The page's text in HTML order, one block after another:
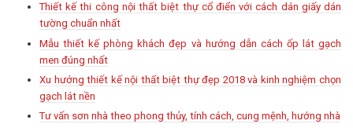
Thiết kế thi công nội thất biệt thự cổ điển với cách dán giấy dán
tường chuẩn nhất
Mẫu thiết kế phòng khách đẹp và hướng dẫn cách ốp lát gạch
men đúng nhất
Xu hướng thiết kế nội thất biệt thự đẹp 2018 và kinh nghiệm chọn
gạch lát nền
Tư vấn sơn nhà theo phong thủy, tính cách, cung mệnh, hướng nhà